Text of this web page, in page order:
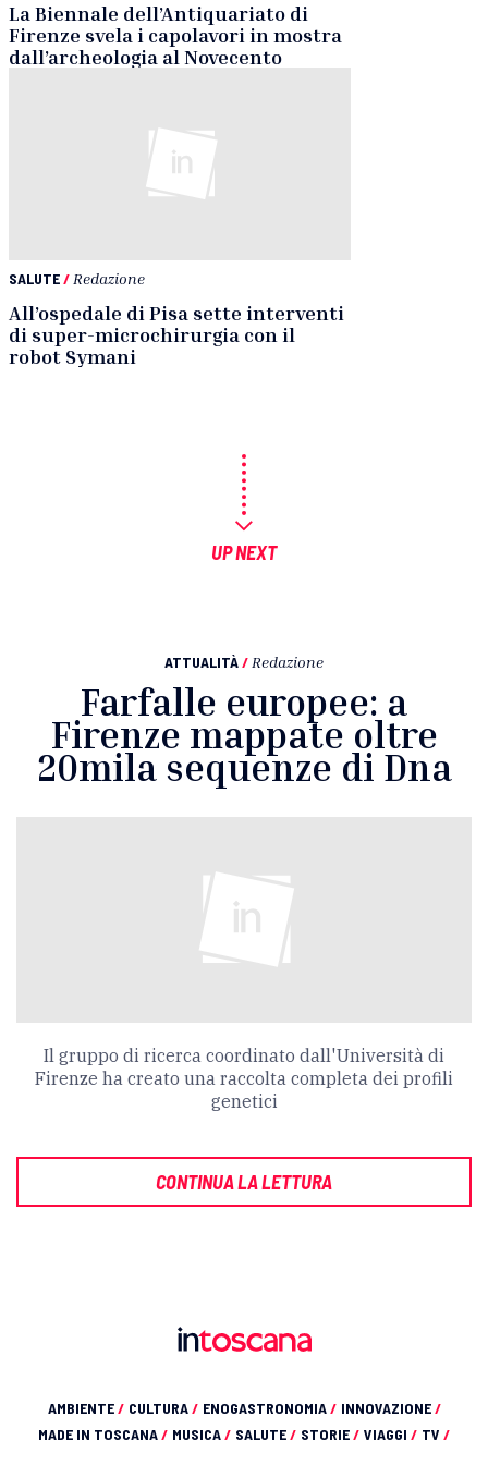
La Biennale dell’Antiquariato di
Firenze svela i capolavori in mostra
dall’archeologia al Novecento
SALUTE/ Redazione
All’ospedale di Pisa sette interventi
di super-microchirurgia con il
robot Symani
UP NEXT
ATTUALITÀ/ Redazione
Farfalle europee: a
Firenze mappate oltre
20mila sequenze di Dna
Il gruppo di ricerca coordinato dall'Università di
Firenze ha creato una raccolta completa dei profili
genetici
CONTINUA LA LETTURA
AMBIENTE/ CULTURA/ ENOGASTRONOMIA/ INNOVAZIONE/
MADE IN TOSCANA/ MUSICA/ SALUTE/ STORIE/ VIAGGI / TV /